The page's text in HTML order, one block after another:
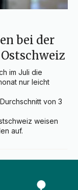
bei der
im Juli die
nur leicht
von 3
weisen
auf.